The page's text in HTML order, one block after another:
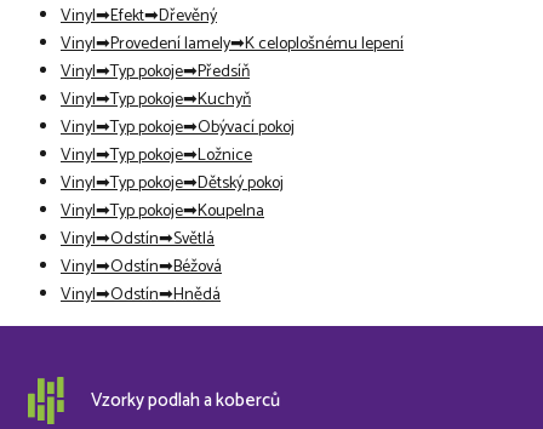
Vinyl Efekt Dřevěný
Vinyl Provedení lamely K celoplošnému lepení
Vinyl Typ pokoje Předsíň
Vinyl Typ pokoje Kuchyň
Vinyl Typ pokoje Obývací pokoj
Vinyl Typ pokoje Ložnice
Vinyl Typ pokoje Dětský pokoj
Vinyl Typ pokoje Koupelna
Vinyl Odstín Světlá
Vinyl Odstín Béžová
Vinyl Odstín Hnědá
Vzorky podlah a koberců